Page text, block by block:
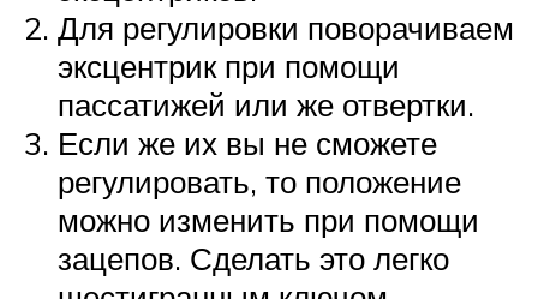
Для регулировки поворачиваем
эксцентрик при помощи
пассатижей или же отвертки.
Если же их вы не сможете
регулировать, то положение
можно изменить при помощи
зацепов. Сделать это легко